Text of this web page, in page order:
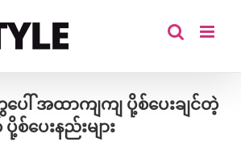
ါ် အထာကျကျ ပို့စ်ပေးချင်တဲ့
ပေးနည်းများ